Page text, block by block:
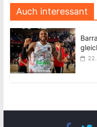
Auch interessant